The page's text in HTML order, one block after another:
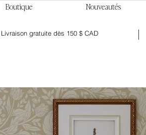
Boutique Nouveautés
Livraison gratuite dès 150 $ CAD